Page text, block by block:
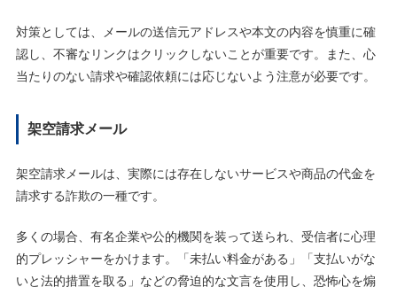
対策としては、メールの送信元アドレスや本文の内容を慎重に確
認し、不審なリンクはクリックしないことが重要です。また、心
当たりのない請求や確認依頼には応じないよう注意が必要です。
架空請求メール
架空請求メールは、実際には存在しないサービスや商品の代金を
請求する詐欺の一種です。
多くの場合、有名企業や公的機関を装って送られ、受信者に心理
的プレッシャーをかけます。「未払い料金がある」「支払いがな
いと法的措置を取る」などの脅迫的な文言を使用し、恐怖心を煽